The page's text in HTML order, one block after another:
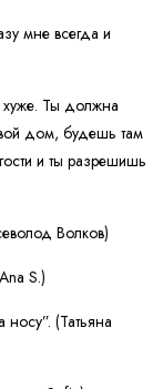
мне всегда и
хуже. Ты должна
дом, будешь там
и ты разрешишь
Волков)
S.)
(Татьяна